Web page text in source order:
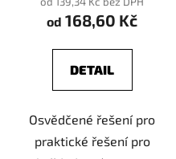
od 168,60 Kč
DETAIL
Osvědčené řešení pro
praktické řešení pro